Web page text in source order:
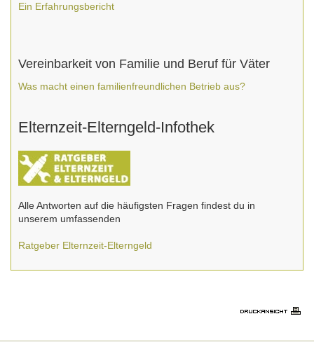
Ein Erfahrungsbericht
Vereinbarkeit von Familie und Beruf für Väter
Was macht einen familienfreundlichen Betrieb aus?
Elternzeit-Elterngeld-Infothek
Alle Antworten auf die häufigsten Fragen findest du in
unserem umfassenden
Ratgeber Elternzeit-Elterngeld